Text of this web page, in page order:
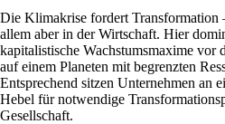
Die Klimakrise fordert Transformation
allem aber in der Wirtschaft. Hier
kapitalistische Wachstumsmaxime vor
auf einem Planeten mit begrenzten
Entsprechend sitzen Unternehmen an
Hebel für notwendige
Gesellschaft.